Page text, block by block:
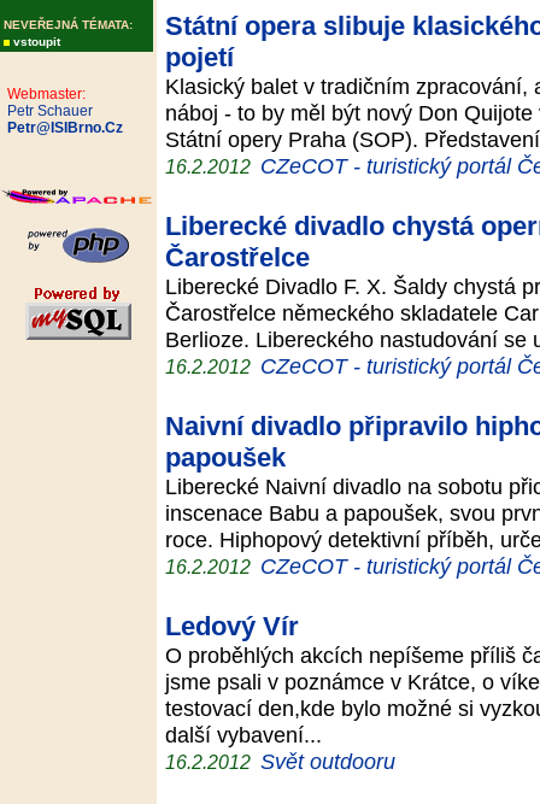
NEVEŘEJNÁ TÉMATA:
vstoupit
Webmaster:
Petr Schauer
Petr@ISIBrno.Cz
Státní opera slibuje
pojetí
Klasický balet v tradičním
náboj - to by měl být nový Don
Státní opery Praha (SOP).
16.2.2012 CZeCOT - turistický portál
Liberecké divadlo chystá
Čarostřelce
Liberecké Divadlo F. X. Šaldy chystá
Čarostřelce německého skladatele
Berlioze. Libereckého nastudování
16.2.2012 CZeCOT - turistický portál
Naivní divadlo připravilo
papoušek
Liberecké Naivní divadlo na sobotu
inscenace Babu a papoušek, svou
roce. Hiphopový detektivní příběh,
16.2.2012 CZeCOT - turistický portál
Ledový Vír
O proběhlých akcích nepíšeme příliš
jsme psali v poznámce v Krátce, o
testovací den,kde bylo možné si
další vybavení...
16.2.2012 Svět outdooru